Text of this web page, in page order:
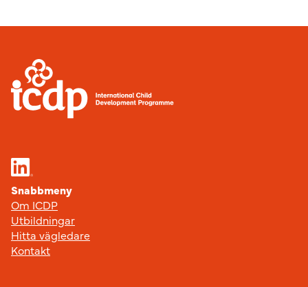
Sidfot
Snabbmeny
Om ICDP
Utbildningar
Hitta vägledare
Kontakt